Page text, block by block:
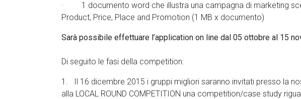
· 1 documento word che illustra una campagna di marketing
Product, Price, Place and Promotion (1 MB x documento)
Sarà possibile effettuare l’application on line dal 05 ottobre al 15
Di seguito le fasi della competition:
1. Il 16 dicembre 2015 i gruppi migliori saranno invitati presso la
alla LOCAL ROUND COMPETITION una competition/case study